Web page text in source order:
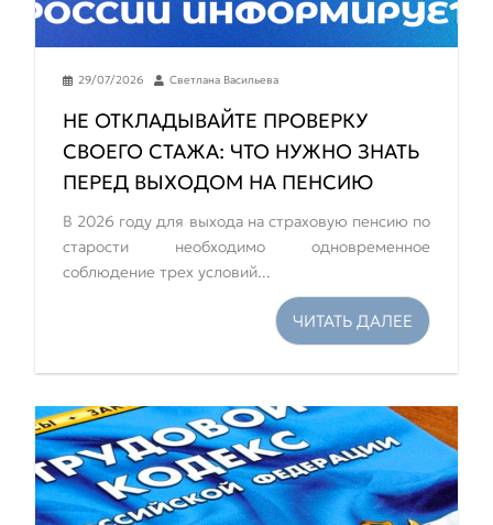
29/07/2026 Светлана Васильева
НЕ ОТКЛАДЫВАЙТЕ ПРОВЕРКУ
СВОЕГО СТАЖА: ЧТО НУЖНО ЗНАТЬ
ПЕРЕД ВЫХОДОМ НА ПЕНСИЮ
В 2026 году для выхода на страховую пенсию по
старости необходимо одновременное
соблюдение трех условий...
ЧИТАТЬ ДАЛЕЕ